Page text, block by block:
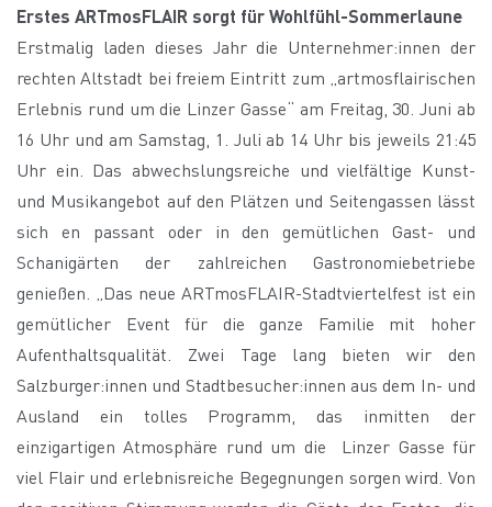
Erstes ARTmosFLAIR sorgt für Wohlfühl-Sommerlaune
Erstmalig laden dieses Jahr die Unternehmer:innen der
rechten Altstadt bei freiem Eintritt zum „artmosflairischen
Erlebnis rund um die Linzer Gasse“ am Freitag, 30. Juni ab
16 Uhr und am Samstag, 1. Juli ab 14 Uhr bis jeweils 21:45
Uhr ein. Das abwechslungsreiche und vielfältige Kunst-
und Musikangebot auf den Plätzen und Seitengassen lässt
sich en passant oder in den gemütlichen Gast- und
Schanigärten der zahlreichen Gastronomiebetriebe
genießen. „Das neue ARTmosFLAIR-Stadtviertelfest ist ein
gemütlicher Event für die ganze Familie mit hoher
Aufenthaltsqualität. Zwei Tage lang bieten wir den
Salzburger:innen und Stadtbesucher:innen aus dem In- und
Ausland ein tolles Programm, das inmitten der
einzigartigen Atmosphäre rund um die Linzer Gasse für
viel Flair und erlebnisreiche Begegnungen sorgen wird. Von